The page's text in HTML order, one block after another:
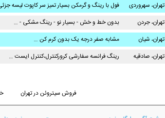
تهران، سهروردی
فول با رینگ و گرمکن بسیار تمیز سر کاپوت لیسه
تهران، جردن
بدون خط و خش - بسیار نو - رینگ مشکی - …
تهران، شیان
مشابه صفر درجه یک بدون کرم کن …
تهران، صادقیه رینگ فرانسه سفارشی کرورکنترل،کنترل ایست …
فروش سیتروئن در تهران